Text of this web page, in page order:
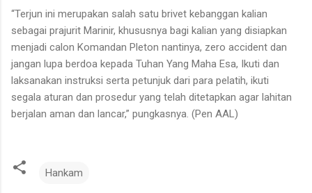
“Terjun ini merupakan salah satu brivet kebanggan kalian
sebagai prajurit Marinir, khususnya bagi kalian yang disiapkan
menjadi calon Komandan Pleton nantinya, zero accident dan
jangan lupa berdoa kepada Tuhan Yang Maha Esa, Ikuti dan
laksanakan instruksi serta petunjuk dari para pelatih, ikuti
segala aturan dan prosedur yang telah ditetapkan agar lahitan
berjalan aman dan lancar,” pungkasnya. (Pen AAL)
Hankam